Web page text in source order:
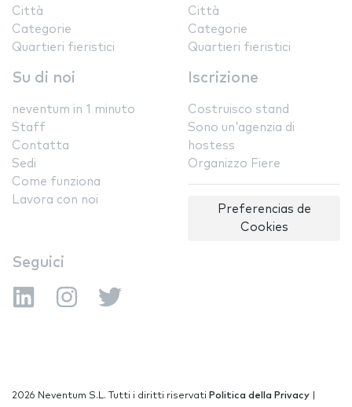
Città
Categorie
Quartieri fieristici
Città
Categorie
Quartieri fieristici
Su di noi
neventum in 1 minuto
Staff
Contatta
Sedi
Come funziona
Lavora con noi
Iscrizione
Costruisco stand
Sono un'agenzia di
hostess
Organizzo Fiere
Preferencias de
Cookies
Seguici
2026 Neventum S.L. Tutti i diritti riservati Politica della Privacy